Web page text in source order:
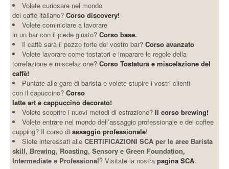
Volete curiosare nel mondo
del caffè italiano? Corso discovery!
Volete cominiciare a lavorare
in un bar con il piede giusto? Corso base.
Il caffè sarà il pezzo forte del vostro bar?Corso avanzato
Volete lavorare come tostatori e imparare le regole della
torrefazione e miscelazione?Corso Tostatura e miscelazione del
caffè!
Puntate alle gare di barista e volete stupire i vostri clienti
con il capuccino?Corso
latte art e cappuccino decorato!
Volete scoprire i nuovi metodi di estrazione?Il corso brewing!
Volete entrare nel mondo dell’assaggio professionale e del coffee
cupping? Il corso diassaggio professionale!
Siete interessati alleCERTIFICAZIONI SCA per le aree Barista
skill, Brewing, Roasting, Sensory e Green Foundation,
Intermediate e Professional? Visitate la nostrapagina SCA.